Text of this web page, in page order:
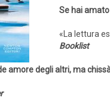
Se hai
«La lettura
Booklist
amore degli altri, ma